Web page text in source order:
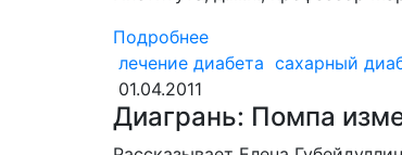
Подробнее
лечение диабета сахарный
01.04.2011
Диагрань: Помпа